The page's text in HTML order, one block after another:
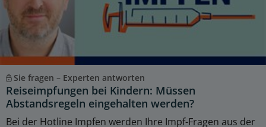
Sie fragen – Experten antworten
Reiseimpfungen bei Kindern: Müssen
Abstandsregeln eingehalten werden?
Bei der Hotline Impfen werden Ihre Impf-Fragen aus der